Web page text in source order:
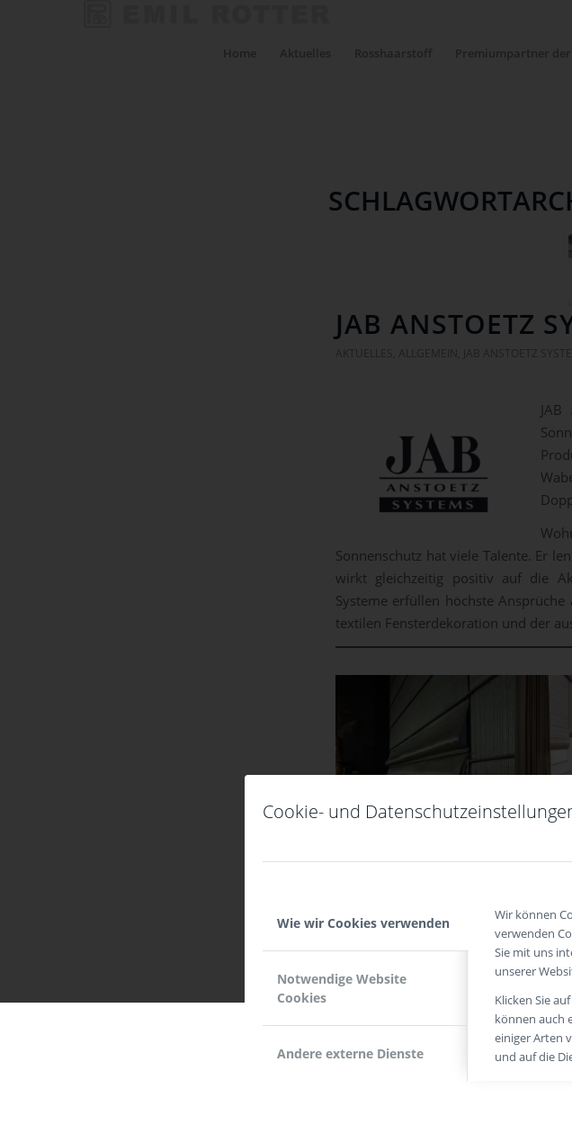
Cookie- und
Wie wir Cookies verwenden
Notwendige Website
Cookies
Andere externe Dienste
Wir können
verwenden
Sie mit uns
unserer
Klicken Sie
können auch
einiger Arten
und auf die
Home Aktuelles Rosshaarstoff Premiumpartner
JAB ANSTOETZ
AKTUELLES JAB ANSTOETZ
Sonnenschutz hat viele Talente. Er
wirkt gleichzeitig positiv auf die
Systeme erfüllen höchste
textilen Fensterdekoration und der